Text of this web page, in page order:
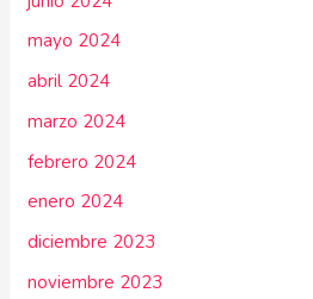
mayo 2024
abril 2024
marzo 2024
febrero 2024
enero 2024
diciembre 2023
noviembre 2023